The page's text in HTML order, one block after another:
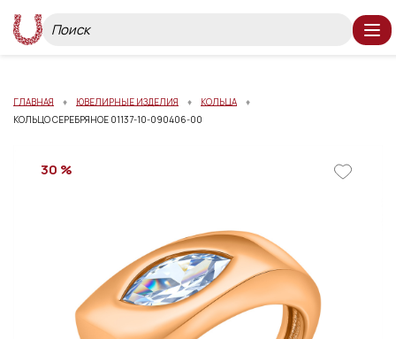
ГЛАВНАЯ ЮВЕЛИРНЫЕ ИЗДЕЛИЯ
КОЛЬЦА
КОЛЬЦО СЕРЕБРЯНОЕ 01137-10-090406-00
30 %